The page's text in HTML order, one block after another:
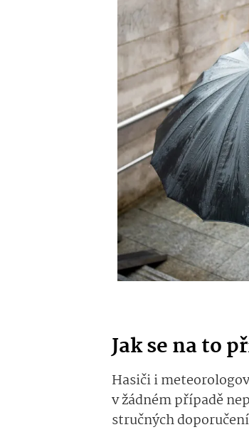
Jak se na to
Hasiči i
v žádném případě
stručných